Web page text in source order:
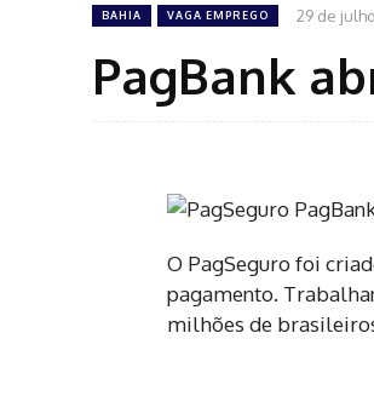
BAHIA VAGA EMPREGO 29 de
PagBank
O PagSeguro foi
pagamento.
milhões de